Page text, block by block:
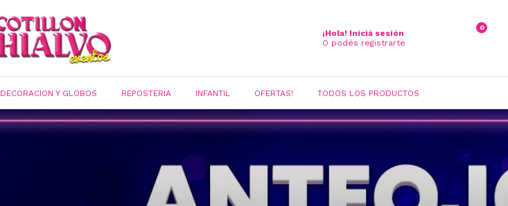
¡Hola! Iniciá sesión
O podés registrarte
0
DECORACION Y GLOBOS REPOSTERIA INFANTIL OFERTAS! TODOS LOS PRODUCTOS